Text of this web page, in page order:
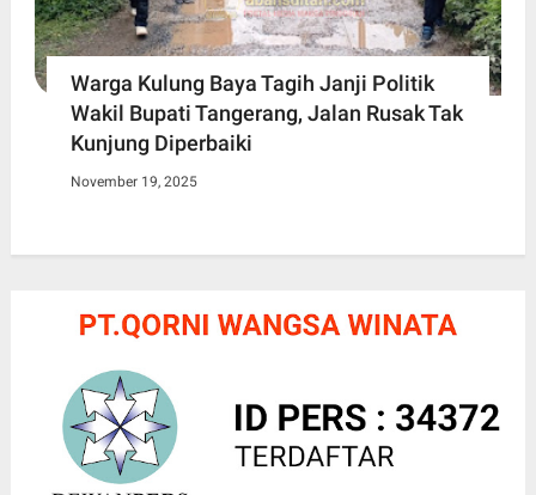
Warga Kulung Baya Tagih Janji Politik
Wakil Bupati Tangerang, Jalan Rusak Tak
Kunjung Diperbaiki
November 19, 2025